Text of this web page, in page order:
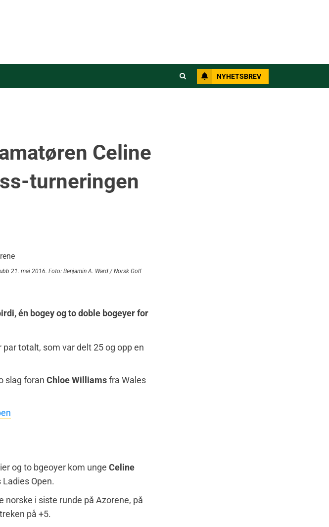
NYHETSBREV
Celine
turneringen
21. mai 2016. Foto: Benjamin A. Ward / Norsk Golf
én bogey og to doble bogeyer for
totalt, som var delt 25 og opp en
slag foran Chloe Williamsfra Wales
og to bgeoyer kom unge Celine
Open.
norske i siste runde på Azorene, på
på +5.